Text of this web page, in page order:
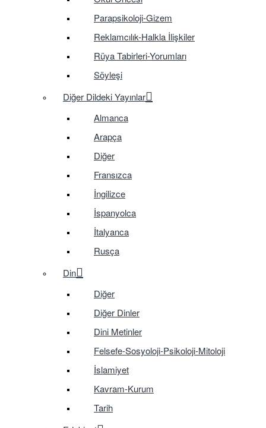
Parapsikoloji-Gizem
Reklamcılık-Halkla İlişkiler
Rüya Tabirleri-Yorumları
Söyleşi
Diğer Dildeki Yayınlar
Almanca
Arapça
Diğer
Fransızca
İngilizce
İspanyolca
İtalyanca
Rusça
Din
Diğer
Diğer Dinler
Dini Metinler
Felsefe-Sosyoloji-Psikoloji-Mitoloji
İslamiyet
Kavram-Kurum
Tarih